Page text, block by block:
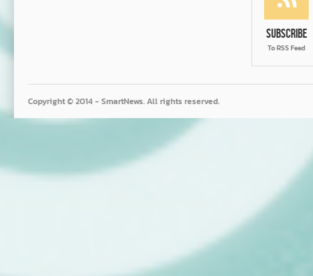
Subscribe
To RSS Feed
Copyright © 2014 - SmartNews. All rights reserved.